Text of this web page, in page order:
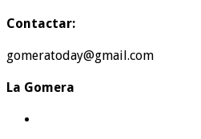
Contactar:
gomeratoday@gmail.com
La Gomera